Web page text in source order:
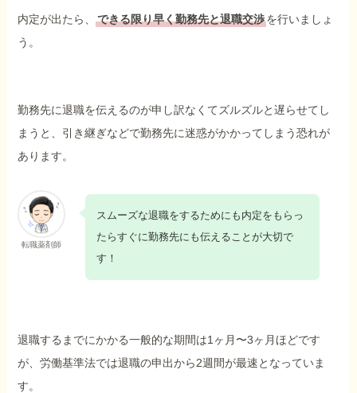
内定が出たら、できる限り早く勤務先と退職交渉を行いましょ
う。
勤務先に退職を伝えるのが申し訳なくてズルズルと遅らせてし
まうと、引き継ぎなどで勤務先に迷惑がかかってしまう恐れが
あります。
転職薬剤師
スムーズな退職をするためにも内定をもらっ
たらすぐに勤務先にも伝えることが大切で
す！
退職するまでにかかる一般的な期間は1ヶ月〜3ヶ月ほどです
が、労働基準法では退職の申出から2週間が最速となっていま
す。